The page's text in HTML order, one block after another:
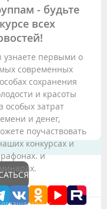
с
- будьте
всех
узнаете первыми о
современных
сохранения
и красоты
особых затрат
и денег,
поучаствовать
конкурсах и
и